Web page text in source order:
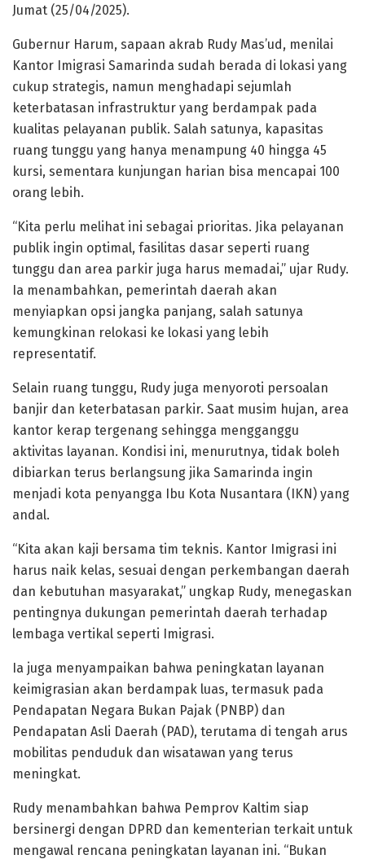
Jumat (25/04/2025).
Gubernur Harum, sapaan akrab Rudy Mas’ud, menilai
Kantor Imigrasi Samarinda sudah berada di lokasi yang
cukup strategis, namun menghadapi sejumlah
keterbatasan infrastruktur yang berdampak pada
kualitas pelayanan publik. Salah satunya, kapasitas
ruang tunggu yang hanya menampung 40 hingga 45
kursi, sementara kunjungan harian bisa mencapai 100
orang lebih.
“Kita perlu melihat ini sebagai prioritas. Jika pelayanan
publik ingin optimal, fasilitas dasar seperti ruang
tunggu dan area parkir juga harus memadai,” ujar Rudy.
Ia menambahkan, pemerintah daerah akan
menyiapkan opsi jangka panjang, salah satunya
kemungkinan relokasi ke lokasi yang lebih
representatif.
Selain ruang tunggu, Rudy juga menyoroti persoalan
banjir dan keterbatasan parkir. Saat musim hujan, area
kantor kerap tergenang sehingga mengganggu
aktivitas layanan. Kondisi ini, menurutnya, tidak boleh
dibiarkan terus berlangsung jika Samarinda ingin
menjadi kota penyangga Ibu Kota Nusantara (IKN) yang
andal.
“Kita akan kaji bersama tim teknis. Kantor Imigrasi ini
harus naik kelas, sesuai dengan perkembangan daerah
dan kebutuhan masyarakat,” ungkap Rudy, menegaskan
pentingnya dukungan pemerintah daerah terhadap
lembaga vertikal seperti Imigrasi.
Ia juga menyampaikan bahwa peningkatan layanan
keimigrasian akan berdampak luas, termasuk pada
Pendapatan Negara Bukan Pajak (PNBP) dan
Pendapatan Asli Daerah (PAD), terutama di tengah arus
mobilitas penduduk dan wisatawan yang terus
meningkat.
Rudy menambahkan bahwa Pemprov Kaltim siap
bersinergi dengan DPRD dan kementerian terkait untuk
mengawal rencana peningkatan layanan ini. “Bukan